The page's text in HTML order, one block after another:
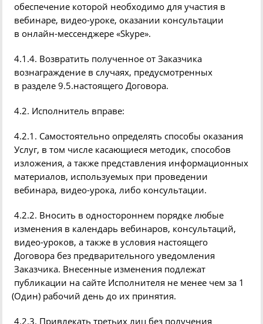
обеспечение которой необходимо для участия в
вебинаре, видео-уроке, оказании консультации
в онлайн-мессенджере «Skype».
4.1.4. Возвратить полученное от Заказчика
вознаграждение в случаях, предусмотренных
в разделе 9.5.настоящего Договора.
4.2. Исполнитель вправе:
4.2.1. Самостоятельно определять способы оказания
Услуг, в том числе касающиеся методик, способов
изложения, а также представления информационных
материалов, используемых при проведении
вебинара, видео-урока, либо консультации.
4.2.2. Вносить в одностороннем порядке любые
изменения в календарь вебинаров, консультаций,
видео-уроков, а также в условия настоящего
Договора без предварительного уведомления
Заказчика. Внесенные изменения подлежат
публикации на сайте Исполнителя не менее чем за 1
(Один) рабочий день до их принятия.
4.2.3. Привлекать третьих лиц без получения